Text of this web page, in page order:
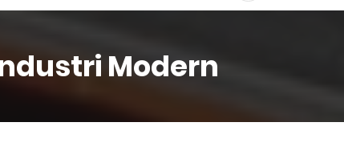
Modern